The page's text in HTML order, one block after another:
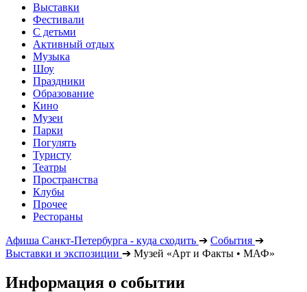
Выставки
Фестивали
С детьми
Активный отдых
Музыка
Шоу
Праздники
Образование
Кино
Музеи
Парки
Погулять
Туристу
Театры
Пространства
Клубы
Прочее
Рестораны
Афиша Санкт-Петербурга - куда сходить ➔ События ➔
Выставки и экспозиции ➔ Музей «Арт и Факты • МАФ»
Информация о событии